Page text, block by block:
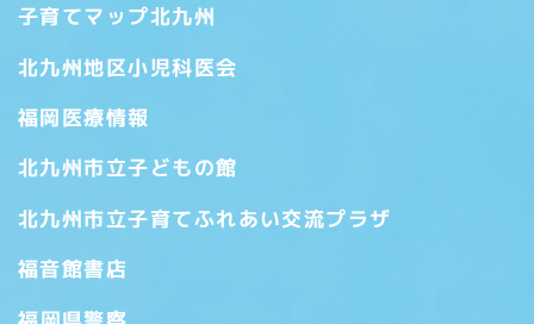
子育てマップ北九州
北九州地区小児科医会
福岡医療情報
北九州市立子どもの館
北九州市立子育てふれあい交流プラザ
福音館書店